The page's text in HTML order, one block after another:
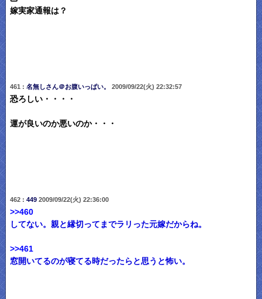
嫁実家通報は？
461 : 名無しさん＠お腹いっぱい。 2009/09/22(火) 22:32:57
恐ろしい・・・・
運が良いのか悪いのか・・・
462 : 4492009/09/22(火) 22:36:00
>>460
してない。親と縁切ってまでラリった元嫁だからね。
>>461
窓開いてるのが寝てる時だったらと思うと怖い。